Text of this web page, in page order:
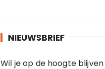
NIEUWSBRIEF
Wil je op de hoogte